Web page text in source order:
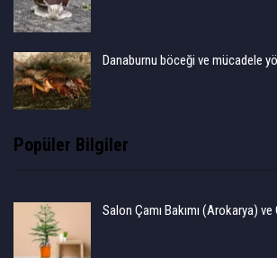
Danaburnu böceği ve mücadele
Popüler Bilgiler
Salon Çamı Bakımı (Arokarya)